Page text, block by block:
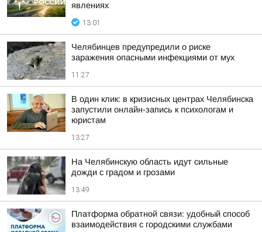
явлениях
13:01
Челябинцев предупредили о риске
заражения опасными инфекциями от мух
11:27
В один клик: в кризисных центрах Челябинска
запустили онлайн-запись к психологам и
юристам
13:27
На Челябинскую область идут сильные
дожди с градом и грозами
13:49
Платформа обратной связи: удобный способ
взаимодействия с городскими службами